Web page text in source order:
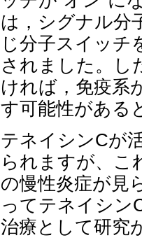
は，シグナル分
じ分子スイッチ
されました。し
ければ，免疫系
す可能性がある
テネイシンCが
られますが、こ
の慢性炎症が見
ってテネイシン
治療として研究